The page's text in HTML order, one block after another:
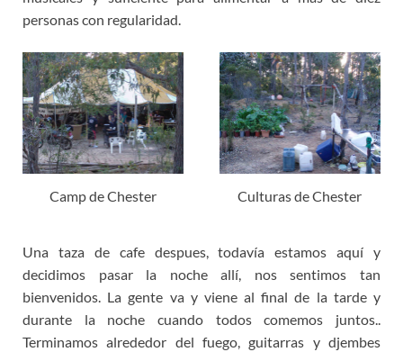
personas con regularidad.
Camp de Chester Culturas de Chester
Una taza de cafe despues, todavía estamos aquí y
decidimos pasar la noche allí, nos sentimos tan
bienvenidos. La gente va y viene al final de la tarde y
durante la noche cuando todos comemos juntos..
Terminamos alrededor del fuego, guitarras y djembes